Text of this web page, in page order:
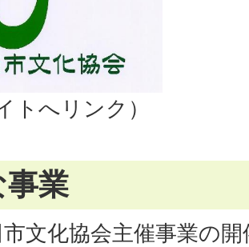
トへリンク）
事業
文化協会主催事業の開